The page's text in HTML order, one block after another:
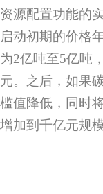
资源配置功能的
启动初期的价格
为2亿吨至5亿吨
元。之后，如果
槛值降低，同时
增加到千亿元规模